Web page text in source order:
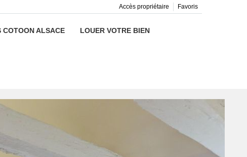
Favoris
Accès propriétaire
COTOON ALSACE LOUER VOTRE BIEN